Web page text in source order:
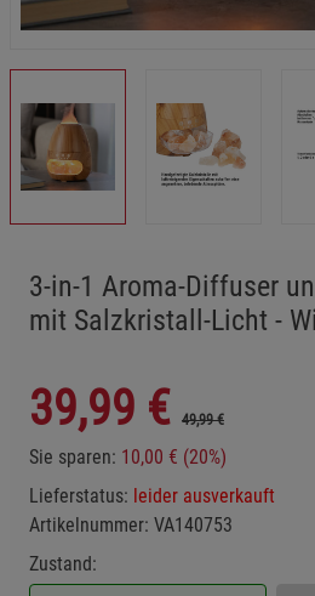
3-in-1 Aroma-Diffuser
mit Salzkristall-Licht -
39,99 € 49,99 €
Sie sparen: 10,00 € (20%)
Lieferstatus: leider ausverkauft
Artikelnummer: VA140753
Zustand: